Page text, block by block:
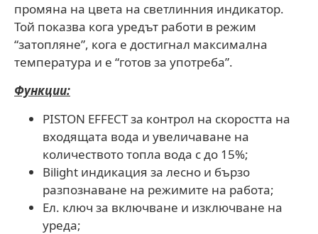
промяна на цвета на светлинния индикатор.
Той показва кога уредът работи в режим
“затопляне”, кога е достигнал максимална
температура и е “готов за употреба”.
Функции:
PISTON EFFECT за контрол на скоростта на
входящата вода и увеличаване на
количеството топла вода с до 15%;
Bilight индикация за лесно и бързо
разпознаване на режимите на работа;
Ел. ключ за включване и изключване на
уреда;